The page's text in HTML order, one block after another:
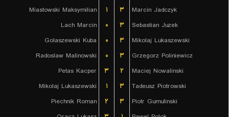
Miastowski Maksymilian
۱ ۳
Marcin Jadczyk
Lach Marcin
۰ ۳
Sebastian Juzek
Golaszewski Kuba
۰ ۳
Mikolaj Lukaszewski
Radoslaw Malinowski
۰ ۳
Grzegorz Poliniewicz
Petas Kacper
۳ ۲
Maciej Nowalinski
Mikolaj Lukaszewski
۱ ۳
Tadeusz Piotrowski
Piechnik Roman
۲ ۳
Piotr Gumulinski